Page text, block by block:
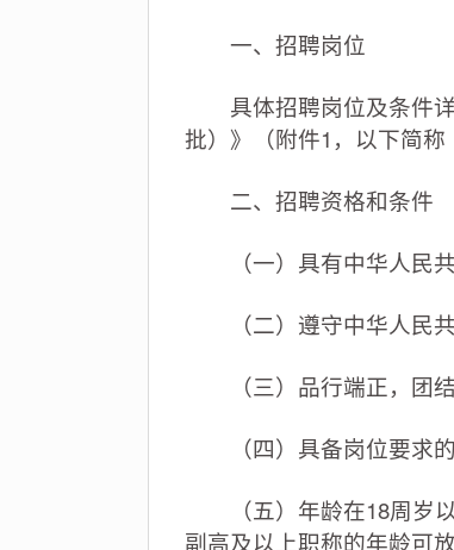
一、招聘岗位
具体招聘岗位及条件详
批）》（附件1，以下简称
二、招聘资格和条件
（一）具有中华人民共
（二）遵守中华人民共
（三）品行端正，团结
（四）具备岗位要求的
（五）年龄在18周岁以
副高及以上职称的年龄可